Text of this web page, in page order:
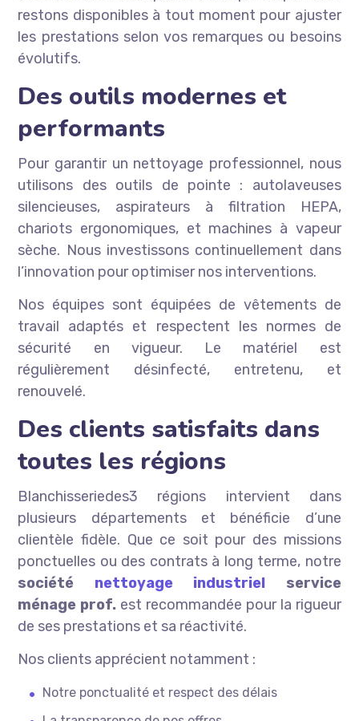
restons disponibles à tout moment pour ajuster
les prestations selon vos remarques ou besoins
évolutifs.
Des outils modernes et
performants
Pour garantir un nettoyage professionnel, nous
utilisons des outils de pointe : autolaveuses
silencieuses, aspirateurs à filtration HEPA,
chariots ergonomiques, et machines à vapeur
sèche. Nous investissons continuellement dans
l’innovation pour optimiser nos interventions.
Nos équipes sont équipées de vêtements de
travail adaptés et respectent les normes de
sécurité en vigueur. Le matériel est
régulièrement désinfecté, entretenu, et
renouvelé.
Des clients satisfaits dans
toutes les régions
Blanchisseriedes3 régions intervient dans
plusieurs départements et bénéficie d’une
clientèle fidèle. Que ce soit pour des missions
ponctuelles ou des contrats à long terme, notre
société nettoyage industriel service
ménage prof. est recommandée pour la rigueur
de ses prestations et sa réactivité.
Nos clients apprécient notamment :
Notre ponctualité et respect des délais